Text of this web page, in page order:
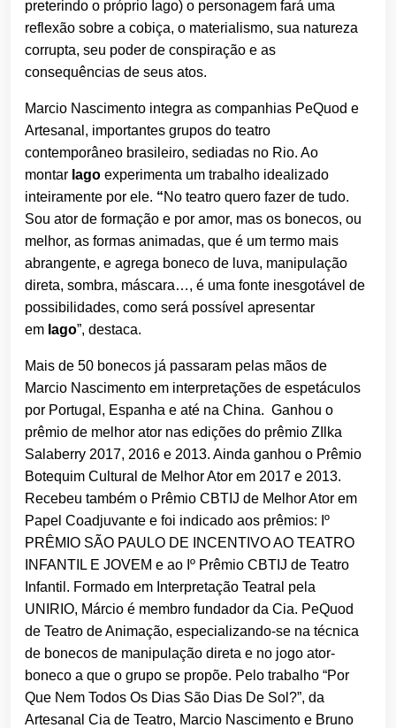
preterindo o próprio Iago) o personagem fará uma
reflexão sobre a cobiça, o materialismo, sua natureza
corrupta, seu poder de conspiração e as
consequências de seus atos.
Marcio Nascimento integra as companhias PeQuod e
Artesanal, importantes grupos do teatro
contemporâneo brasileiro, sediadas no Rio. Ao
montar Iago experimenta um trabalho idealizado
inteiramente por ele. “No teatro quero fazer de tudo.
Sou ator de formação e por amor, mas os bonecos, ou
melhor, as formas animadas, que é um termo mais
abrangente, e agrega boneco de luva, manipulação
direta, sombra, máscara…, é uma fonte inesgotável de
possibilidades, como será possível apresentar
em Iago”, destaca.
Mais de 50 bonecos já passaram pelas mãos de
Marcio Nascimento em interpretações de espetáculos
por Portugal, Espanha e até na China. Ganhou o
prêmio de melhor ator nas edições do prêmio ZIlka
Salaberry 2017, 2016 e 2013. Ainda ganhou o Prêmio
Botequim Cultural de Melhor Ator em 2017 e 2013.
Recebeu também o Prêmio CBTIJ de Melhor Ator em
Papel Coadjuvante e foi indicado aos prêmios: Iº
PRÊMIO SÃO PAULO DE INCENTIVO AO TEATRO
INFANTIL E JOVEM e ao Iº Prêmio CBTIJ de Teatro
Infantil. Formado em Interpretação Teatral pela
UNIRIO, Márcio é membro fundador da Cia. PeQuod
de Teatro de Animação, especializando-se na técnica
de bonecos de manipulação direta e no jogo ator-
boneco a que o grupo se propõe. Pelo trabalho “Por
Que Nem Todos Os Dias São Dias De Sol?”, da
Artesanal Cia de Teatro, Marcio Nascimento e Bruno